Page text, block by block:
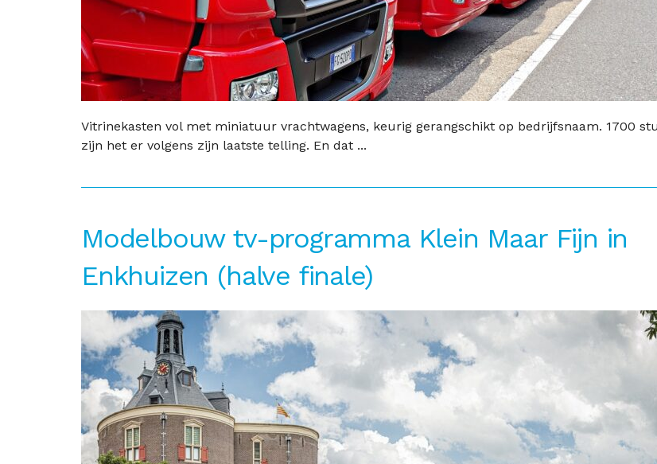
Vitrinekasten vol met miniatuur vrachtwagens, keurig gerangschikt op bedrijfsnaam. 1700
zijn het er volgens zijn laatste telling. En dat ...
Modelbouw tv-programma Klein Maar Fijn in
Enkhuizen (halve finale)